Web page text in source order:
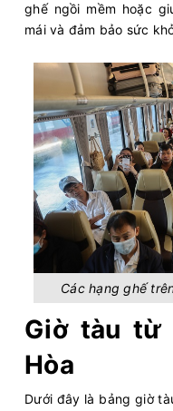
ghế ngồi mềm hoặc
mái và đảm bảo sức
Các hạng ghế
Giờ tàu từ
Hòa
Dưới đây là bảng giờ